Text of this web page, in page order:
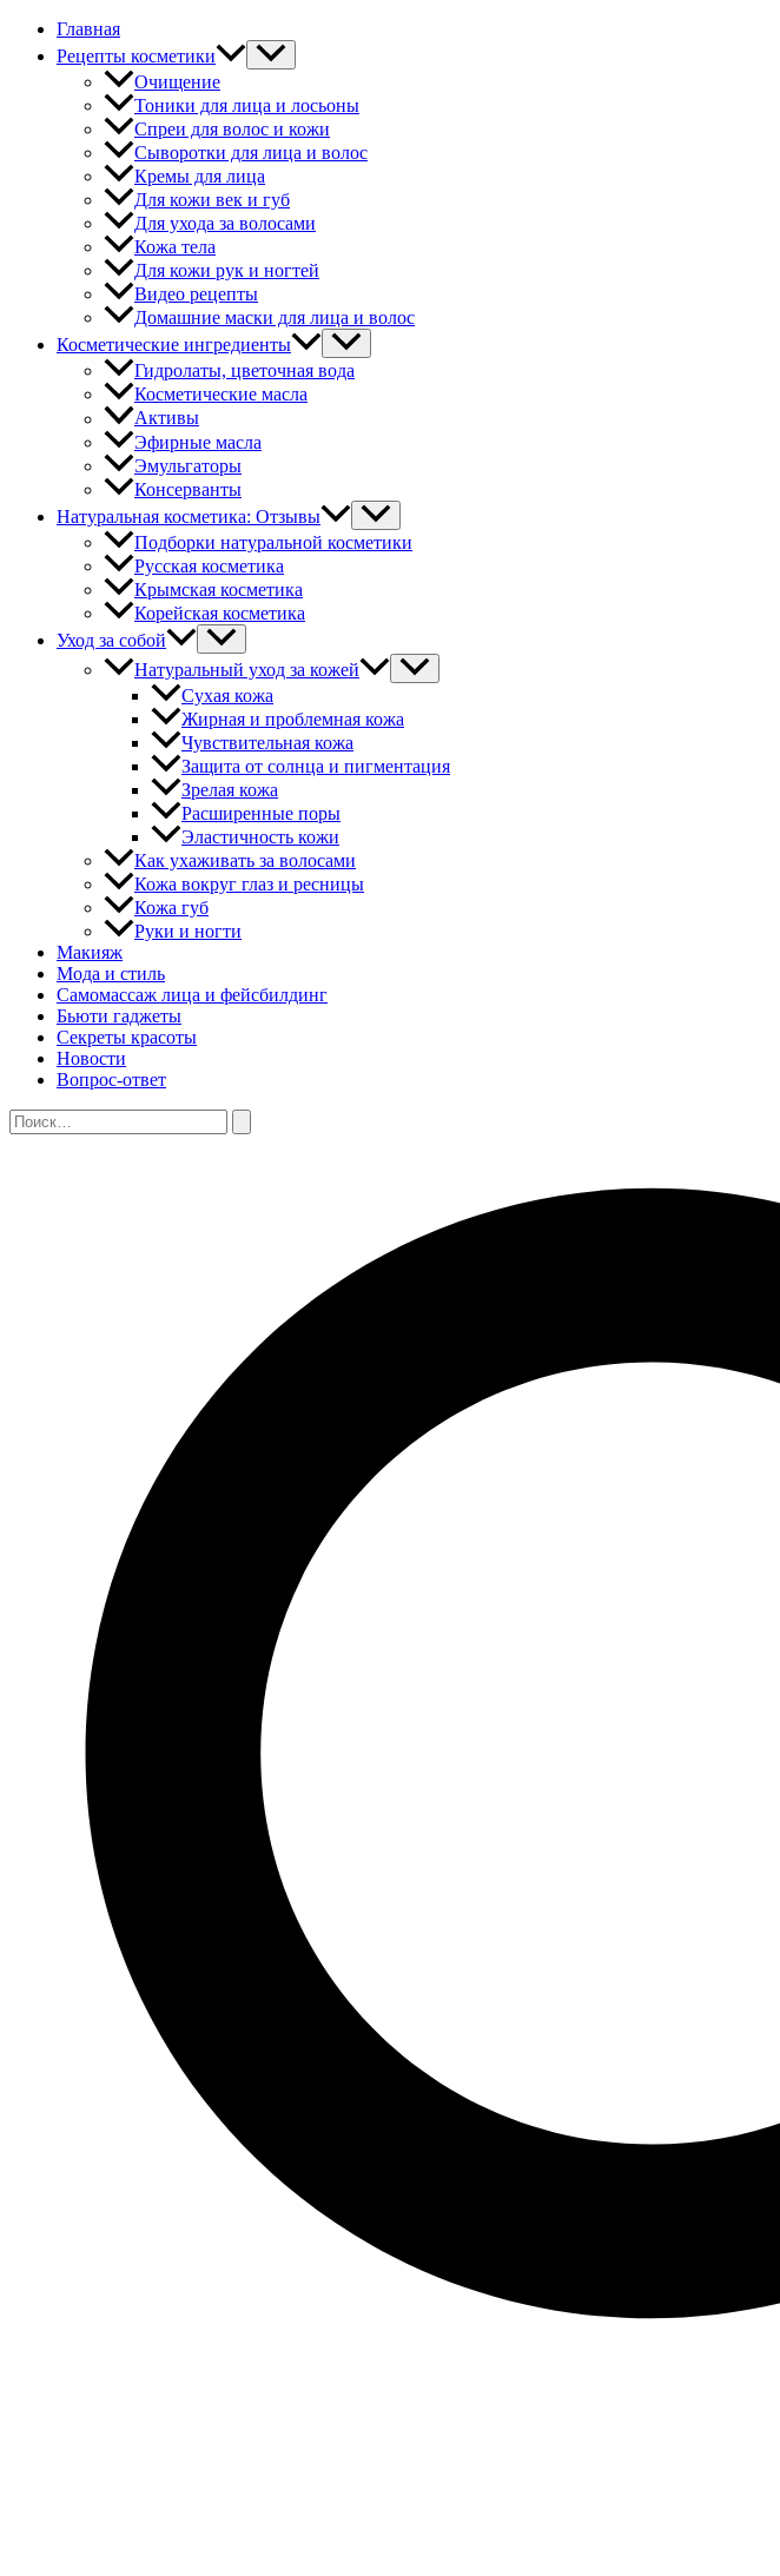
Главная
Рецепты косметики
Очищение
Тоники для лица и лосьоны
Спреи для волос и кожи
Сыворотки для лица и волос
Кремы для лица
Для кожи век и губ
Для ухода за волосами
Кожа тела
Для кожи рук и ногтей
Видео рецепты
Домашние маски для лица и волос
Косметические ингредиенты
Гидролаты, цветочная вода
Косметические масла
Активы
Эфирные масла
Эмульгаторы
Консерванты
Натуральная косметика: Отзывы
Подборки натуральной косметики
Русская косметика
Крымская косметика
Корейская косметика
Уход за собой
Натуральный уход за кожей
Сухая кожа
Жирная и проблемная кожа
Чувствительная кожа
Защита от солнца и пигментация
Зрелая кожа
Расширенные поры
Эластичность кожи
Как ухаживать за волосами
Кожа вокруг глаз и ресницы
Кожа губ
Руки и ногти
Макияж
Мода и стиль
Самомассаж лица и фейсбилдинг
Бьюти гаджеты
Секреты красоты
Новости
Вопрос-ответ
Поиск: